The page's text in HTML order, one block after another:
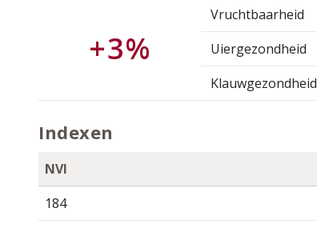
+3%
Vruchtbaarheid
Uiergezondheid
Klauwgezondheid
Indexen
NVI
184